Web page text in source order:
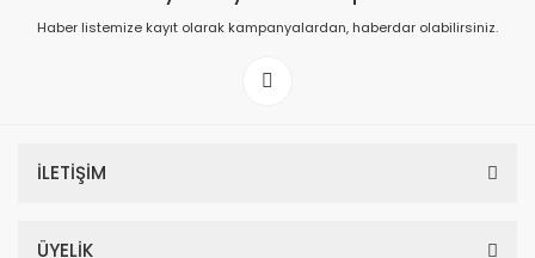
Haber listemize kayıt olarak kampanyalardan, haberdar olabilirsiniz.
İLETİŞİM
ÜYELİK